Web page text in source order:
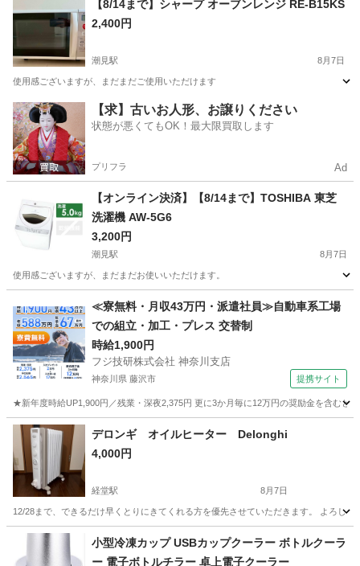
【8/14まで】シャープ オーブンレンジ RE-B15KS
2,400円
潮見駅 8月7日
使用感ございますが、まだまだご使用いただけます
東京 江東区 潮見駅 キッチン家電
【求】古いお人形、お譲りください
状態が悪くてもOK！最大限買取します
プリフラ Ad
【オンライン決済】【8/14まで】TOSHIBA 東芝
洗濯機 AW-5G6
3,200円
潮見駅 8月7日
使用感ございますが、まだまだお使いいただけます。
潮見駅 生活家電
≪寮無料・月収43万円・派遣社員≫自動車系工場
での組立・加工・プレス 交替制
時給1,900円
フジ技研株式会社 神奈川支店
神奈川県 藤沢市 提携サイト
★新年度時給UP1,900円／残業・深夜2,375円 更に3か月毎に12万円の奨励金を含む
神奈川 藤沢市 その他
デロンギ オイルヒーター Delonghi
4,000円
経堂駅 8月7日
12/28まで、できるだけ早くとりにきてくれる方を優先させていただきます。 よろし
東京 世田谷区 経堂駅 季節、空調家電 Delonghi
小型冷凍カップ USBカップクーラー ボトルクーラ
ー 電子ボトルチラー 卓上電子クーラー